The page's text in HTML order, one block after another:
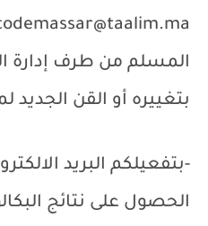
المسلم من طرف إدارة
بتغييره أو القن الجديد
-بتفعيلكم البريد
الحصول على نتائج